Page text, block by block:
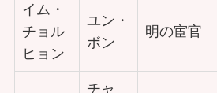
イム・
チョル
ヒョン
ユン・
ボン
明の宦官
チャ